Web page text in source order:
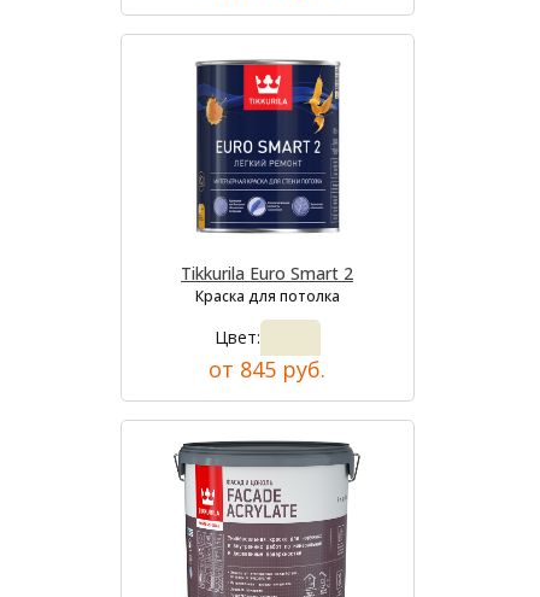
Tikkurila Euro Smart 2
Краска для потолка
Цвет:
от 845 руб.